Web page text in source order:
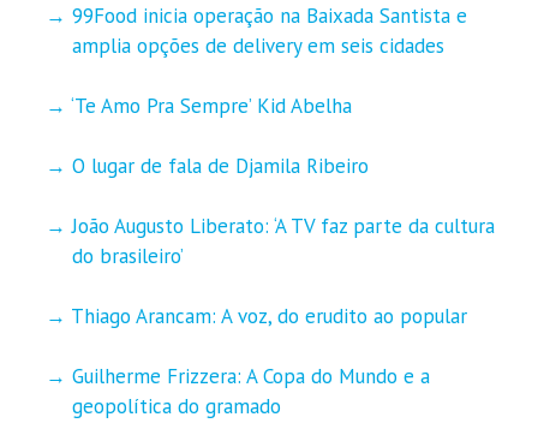
99Food inicia operação na Baixada Santista e
amplia opções de delivery em seis cidades
‘Te Amo Pra Sempre’ Kid Abelha
O lugar de fala de Djamila Ribeiro
João Augusto Liberato: ‘A TV faz parte da cultura
do brasileiro’
Thiago Arancam: A voz, do erudito ao popular
Guilherme Frizzera: A Copa do Mundo e a
geopolítica do gramado